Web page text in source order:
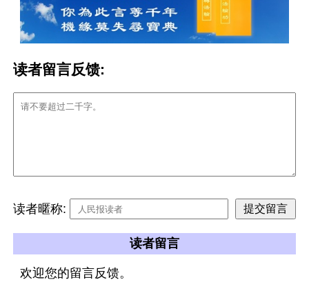
读者留言反馈:
读者暱称:
读者留言
欢迎您的留言反馈。